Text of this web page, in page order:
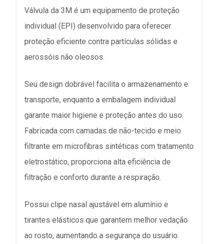
Válvula da 3M é um equipamento de proteção
individual (EPI) desenvolvido para oferecer
proteção eficiente contra partículas sólidas e
aerossóis não oleosos.
Seu design dobrável facilita o armazenamento e
transporte, enquanto a embalagem individual
garante maior higiene e proteção antes do uso.
Fabricada com camadas de não-tecido e meio
filtrante em microfibras sintéticas com tratamento
eletrostático, proporciona alta eficiência de
filtração e conforto durante a respiração.
Possui clipe nasal ajustável em alumínio e
tirantes elásticos que garantem melhor vedação
ao rosto, aumentando a segurança do usuário.